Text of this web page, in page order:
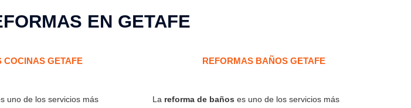
EN GETAFE
COCINAS GETAFE
uno de los servicios más
REFORMAS BAÑOS GETAFE
La reforma de baños es uno de los servicios más